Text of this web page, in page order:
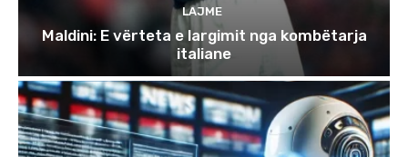
LAJME
Maldini: E vërteta e largimit nga kombëtarja
italiane